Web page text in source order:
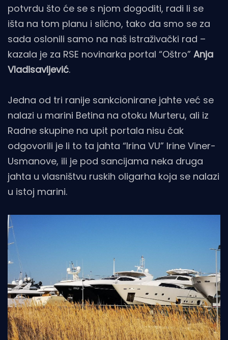
potvrdu što će se s njom dogoditi, radi li se
išta na tom planu i slično, tako da smo se za
sada oslonili samo na naš istraživački rad –
kazala je za RSE novinarka portal “Oštro” Anja
Vladisavljević.
Jedna od tri ranije sankcionirane jahte već se
nalazi u marini Betina na otoku Murteru, ali iz
Radne skupine na upit portala nisu čak
odgovorili je li to ta jahta “Irina VU” Irine Viner-
Usmanove, ili je pod sancijama neka druga
jahta u vlasništvu ruskih oligarha koja se nalazi
u istoj marini.